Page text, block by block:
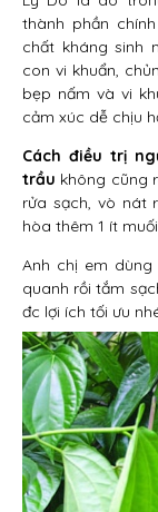
thành phần
chất kháng sinh
con vi khuẩn,
bẹp nấm và vi
cảm xúc dễ chịu
Cách điều trị
trầu không cũng
rửa sạch, vò nát
hòa thêm 1 ít
Anh chị em
quanh rồi tắm
đc lợi ích tối ưu